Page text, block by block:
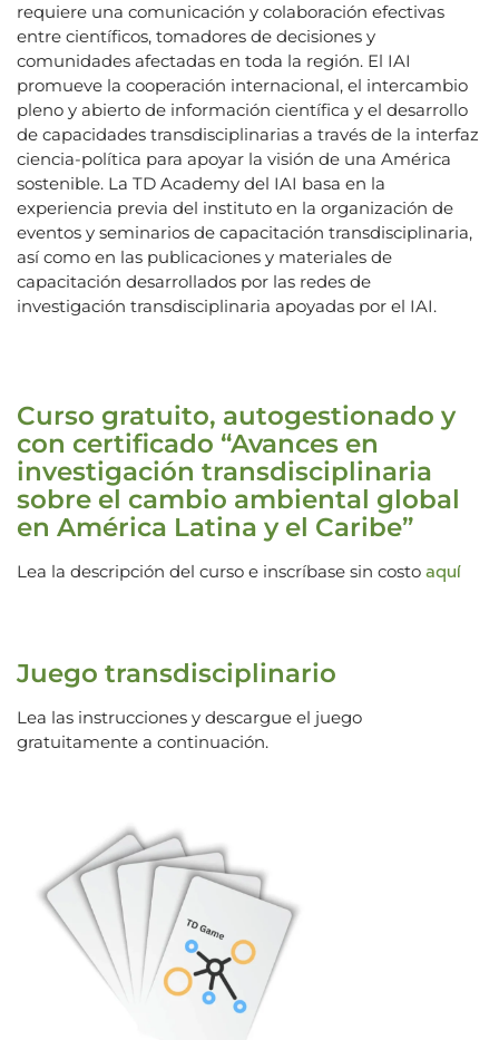
requiere una comunicación y colaboración efectivas
entre científicos, tomadores de decisiones y
comunidades afectadas en toda la región. El IAI
promueve la cooperación internacional, el intercambio
pleno y abierto de información científica y el desarrollo
de capacidades transdisciplinarias a través de la interfaz
ciencia-política para apoyar la visión de una América
sostenible. La TD Academy del IAI basa en la
experiencia previa del instituto en la organización de
eventos y seminarios de capacitación transdisciplinaria,
así como en las publicaciones y materiales de
capacitación desarrollados por las redes de
investigación transdisciplinaria apoyadas por el IAI.
Curso gratuito, autogestionado y
con certificado “Avances en
investigación transdisciplinaria
sobre el cambio ambiental global
en América Latina y el Caribe”
Lea la descripción del curso e inscríbase sin costo aquí
Juego transdisciplinario
Lea las instrucciones y descargue el juego
gratuitamente a continuación.